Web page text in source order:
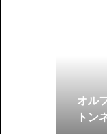
オル
トン